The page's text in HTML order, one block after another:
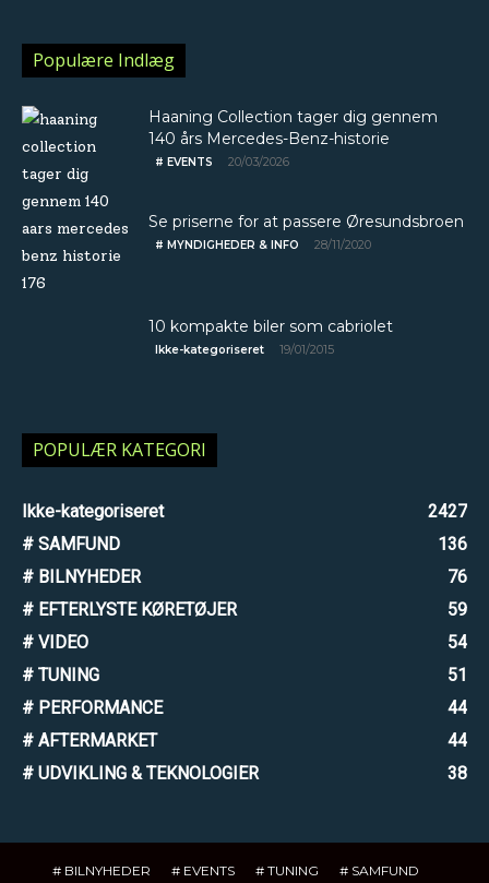
Populære Indlæg
Haaning Collection tager dig gennem
140 års Mercedes-Benz-historie
# EVENTS 20/03/2026
Se priserne for at passere Øresundsbroen
# MYNDIGHEDER & INFO 28/11/2020
10 kompakte biler som cabriolet
Ikke-kategoriseret 19/01/2015
POPULÆR KATEGORI
Ikke-kategoriseret
2427
# SAMFUND
136
# BILNYHEDER
76
# EFTERLYSTE KØRETØJER
59
# VIDEO
54
# TUNING
51
# PERFORMANCE
44
# AFTERMARKET
44
# UDVIKLING & TEKNOLOGIER
38
# BILNYHEDER # EVENTS # TUNING # SAMFUND